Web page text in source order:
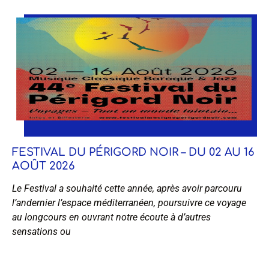
FESTIVAL DU PÉRIGORD NOIR – DU 02 AU 16
AOÛT 2026
Le Festival a souhaité cette année, après avoir parcouru
l’andernier l’espace méditerranéen, poursuivre ce voyage
au longcours en ouvrant notre écoute à d’autres
sensations ou